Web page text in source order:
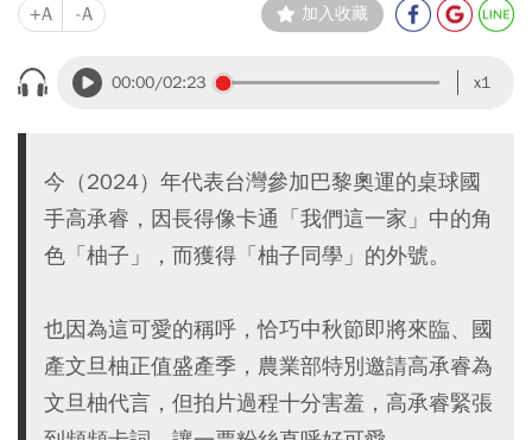
+A -A 加入收藏
00:00/02:23 x1
今（2024）年代表台灣參加巴黎奧運的桌球國
手高承睿，因長得像卡通「我們這一家」中的角
色「柚子」，而獲得「柚子同學」的外號。
也因為這可愛的稱呼，恰巧中秋節即將來臨、國
產文旦柚正值盛產季，農業部特別邀請高承睿為
文旦柚代言，但拍片過程十分害羞，高承睿緊張